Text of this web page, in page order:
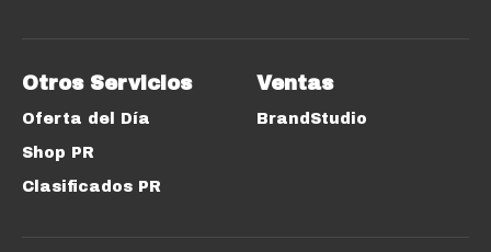
Otros Servicios
Oferta del Día
Shop PR
Clasificados PR
Ventas
BrandStudio